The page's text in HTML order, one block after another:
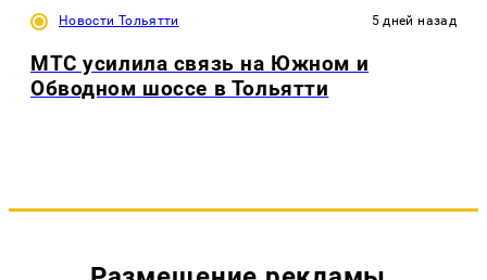
Новости Тольятти 5 дней назад
МТС усилила связь на Южном и
Обводном шоссе в Тольятти